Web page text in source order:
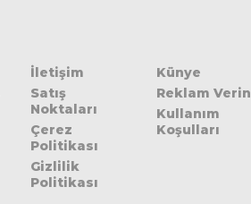
İletişim
Satış
Noktaları
Çerez
Politikası
Gizlilik
Politikası
Künye
Reklam Verin
Kullanım
Koşulları